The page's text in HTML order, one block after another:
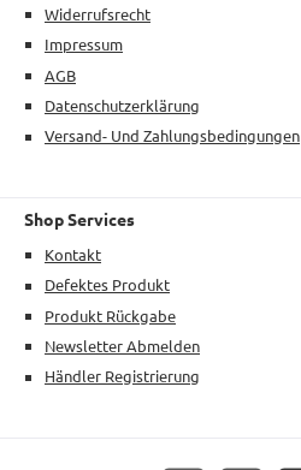
Widerrufsrecht
Impressum
AGB
Datenschutzerklärung
Versand- Und Zahlungsbedingungen
Shop Services
Kontakt
Defektes Produkt
Produkt Rückgabe
Newsletter Abmelden
Händler Registrierung